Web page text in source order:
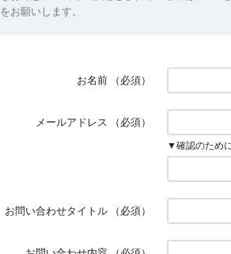
をお願いします。
お名前 （必須）
メールアドレス （必須）
▼確認のため
お問い合わせタイトル （必須）